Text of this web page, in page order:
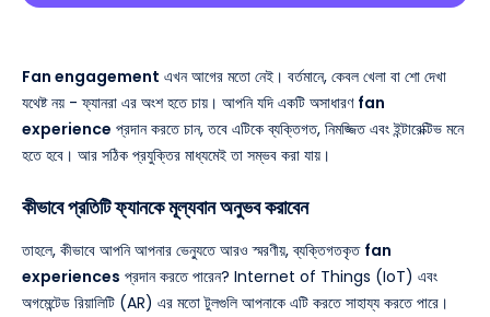
Fan engagement এখন আগের মতো নেই। বর্তমানে, কেবল খেলা বা শো দেখা
যথেষ্ট নয় - ফ্যানরা এর অংশ হতে চায়। আপনি যদি একটি অসাধারণ fan
experience প্রদান করতে চান, তবে এটিকে ব্যক্তিগত, নিমজ্জিত এবং ইন্টারেক্টিভ মনে
হতে হবে। আর সঠিক প্রযুক্তির মাধ্যমেই তা সম্ভব করা যায়।
কীভাবে প্রতিটি ফ্যানকে মূল্যবান অনুভব করাবেন
তাহলে, কীভাবে আপনি আপনার ভেন্যুতে আরও স্মরণীয়, ব্যক্তিগতকৃত fan
experiences প্রদান করতে পারেন? Internet of Things (IoT) এবং
অগমেন্টেড রিয়ালিটি (AR) এর মতো টুলগুলি আপনাকে এটি করতে সাহায্য করতে পারে।